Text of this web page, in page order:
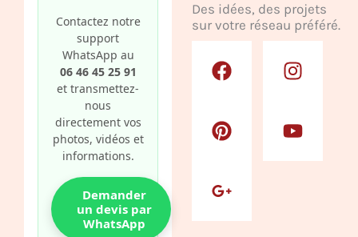
Contactez notre
support
WhatsApp au
06 46 45 25 91
et transmettez-
nous
directement vos
photos, vidéos et
informations.
Demander
un devis par
WhatsApp
Des idées, des projets
sur votre réseau préféré.
a
b
k
n
a
i
e
s
o
u
o
l
p